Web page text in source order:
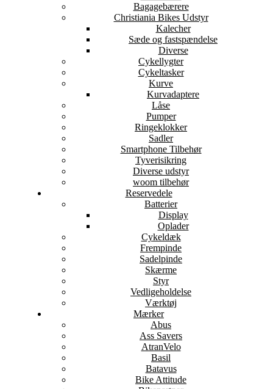
Bagagebærere
Christiania Bikes Udstyr
Kalecher
Sæde og fastspændelse
Diverse
Cykellygter
Cykeltasker
Kurve
Kurvadaptere
Låse
Pumper
Ringeklokker
Sadler
Smartphone Tilbehør
Tyverisikring
Diverse udstyr
woom tilbehør
Reservedele
Batterier
Display
Oplader
Cykeldæk
Frempinde
Sadelpinde
Skærme
Styr
Vedligeholdelse
Værktøj
Mærker
Abus
Ass Savers
AtranVelo
Basil
Batavus
Bike Attitude